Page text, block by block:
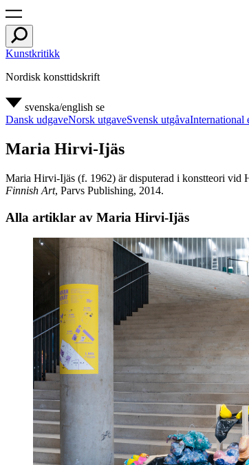
Kunstkritikk
Nordisk konsttidskrift
svenska/english se
Dansk udgaveNorsk utgaveSvensk utgåvaInternational
Maria Hirvi-Ijäs
Maria Hirvi-Ijäs (f. 1962) är disputerad i konstteori vid
Finnish Art, Parvs Publishing, 2014.
Alla artiklar av Maria Hirvi-Ijäs